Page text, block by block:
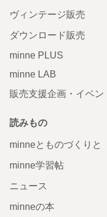
ヴィンテージ販売
ダウンロード販売
minne PLUS
minne LAB
販売支援企画・イベン
読みもの
minneとものづくりと
minne学習帖
ニュース
minneの本